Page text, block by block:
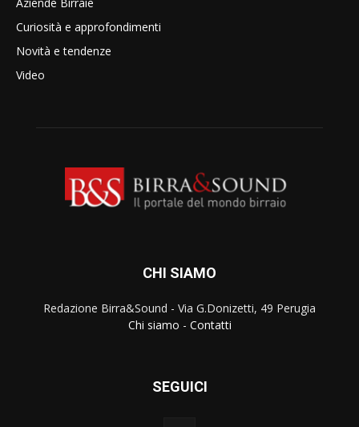
Curiosità e approfondimenti
Novità e tendenze
Video
CHI SIAMO
Redazione Birra&Sound - Via G.Donizetti, 49 Perugia
Chi siamo - Contatti
SEGUICI